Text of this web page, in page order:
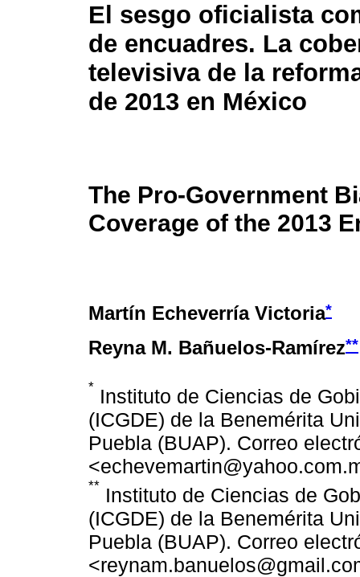
El sesgo oficialista
de encuadres. La
televisiva de la
de 2013 en México
The Pro-Government
Coverage of the 2013
Martín Echeverría Victoria*
Reyna M. Bañuelos-Ramírez**
* Instituto de Ciencias de
(ICGDE) de la Benemérita
Puebla (BUAP). Correo
** Instituto de Ciencias de
(ICGDE) de la Benemérita
Puebla (BUAP). Correo